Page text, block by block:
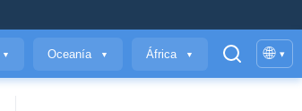
▼ Oceanía ▼ África ▼ 🌐 ▾